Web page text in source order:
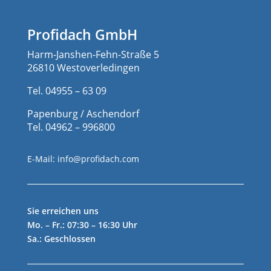
Profidach GmbH
Harm-Janshen-Fehn-Straße 5
26810 Westoverledingen
Tel. 04955 – 63 09
Papenburg / Aschendorf
Tel. 04962 – 996800
E-Mail: info@profidach.com
Sie erreichen uns
Mo. – Fr.: 07:30 – 16:30 Uhr
Sa.: Geschlossen